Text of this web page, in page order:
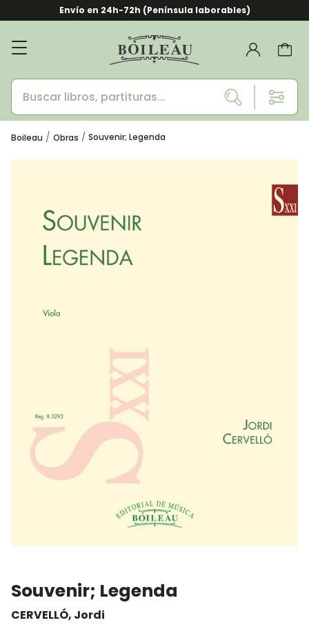
Envío en 24h-72h (Península laborables)
Boileau Obras Souvenir; Legenda
Souvenir; Legenda
CERVELLÓ, Jordi